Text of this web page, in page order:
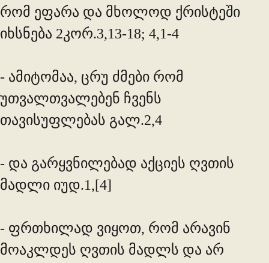
რომ ეფარა და მხოლოდ ქრისტეში
იხსნება 2კორ.3,13-18; 4,1-4
- ამიტომაა, ცრუ ძმები რომ
უთვალთვალებენ ჩვენს
თავისუფლებას გალ.2,4
- და გარყვნილებად აქციეს ღვთის
მადლი იუდ.1,[4]
- ფრთხილად ვიყოთ, რომ არავინ
მოაკლდეს ღვთის მადლს და არ